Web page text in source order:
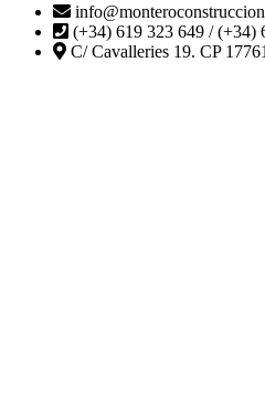
(+34) 619 323 649 / (+34)
C/ Cavalleries 19. CP